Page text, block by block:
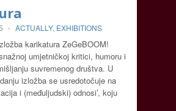
- ACTUALLY, EXHIBITIONS
karikatura ZeGeBOOM!
umjetničkoj kritici, humoru i
suvremenog društva. U
izložba se usredotočuje na
i (međuljudski) odnosi’, koju